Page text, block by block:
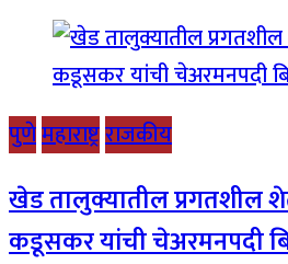
पुणेमहाराष्ट्रराजकीय
खेड तालुक्यातील प्रगतशील
कडूसकर यांची चेअरमनपदी